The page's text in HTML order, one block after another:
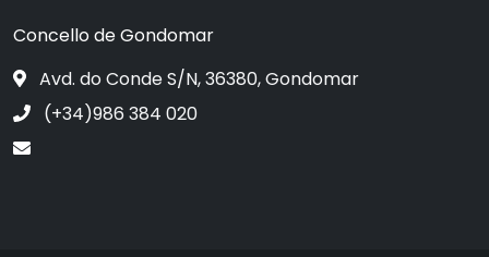
Concello de Gondomar
Avd. do Conde S/N, 36380, Gondomar
(+34)986 384 020